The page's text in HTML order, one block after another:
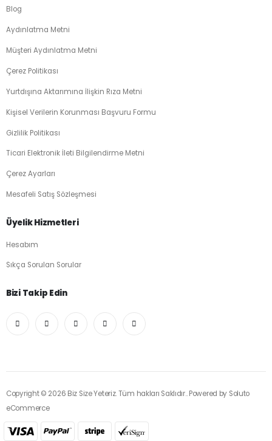
Blog
Aydınlatma Metni
Müşteri Aydınlatma Metni
Çerez Politikası
Yurtdışına Aktarımına İlişkin Rıza Metni
Kişisel Verilerin Korunması Başvuru Formu
Gizlilik Politikası
Ticari Elektronik İleti Bilgilendirme Metni
Çerez Ayarları
Mesafeli Satış Sözleşmesi
Üyelik Hizmetleri
Hesabım
Sıkça Sorulan Sorular
Bizi Takip Edin
Copyright © 2026 Biz Size Yeteriz. Tüm hakları Saklıdır.. Powered by Soluto
eCommerce